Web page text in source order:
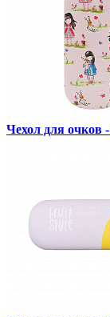
Чехол для очков